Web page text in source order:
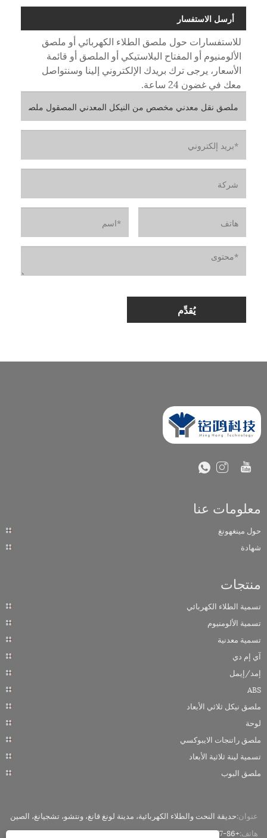
أرسل الاستفسار
للاستفسارات حول ملصق الطلاء الكهربائي أو ملصق
الألومنيوم أو المفتاح البلاستيكي أو الملصق أو قائمة
الأسعار، يرجى ترك بريدك الإلكتروني إلينا وسنتواصل
معك في غضون 24 ساعة.
معلومات عنا
حول مينغهونغ
شهادة
منتجات
تسمية الطلاء الكهربائي
تسمية الألومنيوم
تسمية معدنية
آي إم دي
إمد/إيمل
ABS
ملصق نيكل ثلاثي الأبعاد
لوحة
ملصق راتنجات الايبوكسي
تسمية لينة ثلاثية الأبعاد
ملصق البوب
عنوان:حديقة النحت والطلاء الكهربائية، مدينة لونغ قانغ، ونتشو، تشجيانغ، الصين
هاتف:+86-18858882057